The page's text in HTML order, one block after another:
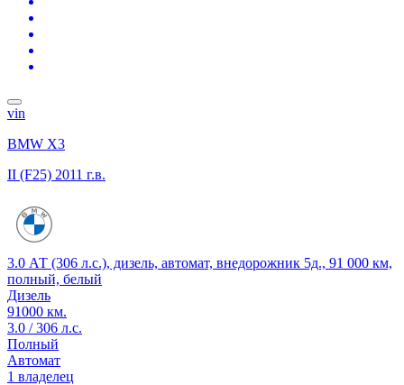
vin
BMW X3
II (F25) 2011 г.в.
3.0 АТ (306 л.с.), дизель, автомат, внедорожник 5д., 91 000 км,
полный, белый
Дизель
91000 км.
3.0 / 306 л.с.
Полный
Автомат
1 владелец